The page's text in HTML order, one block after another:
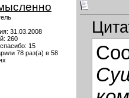
31.03.2008
260
15
78 раз(а) в 58